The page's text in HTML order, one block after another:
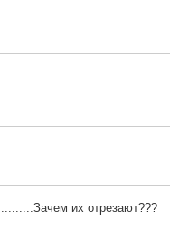
их отрезают???